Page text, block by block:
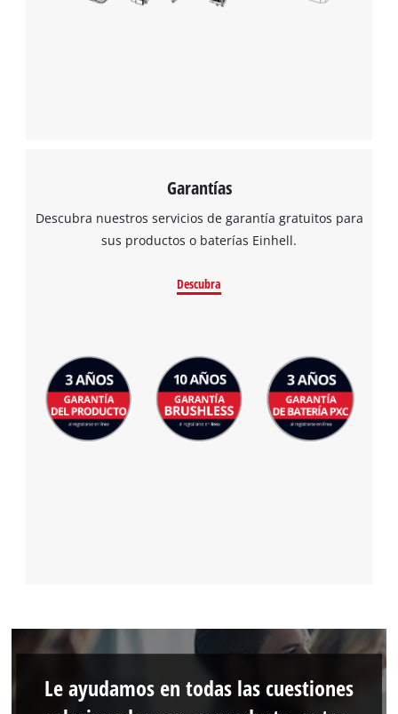
Garantías
Descubra nuestros servicios de garantía gratuitos para
sus productos o baterías Einhell.
Descubra
Le ayudamos en todas las cuestiones